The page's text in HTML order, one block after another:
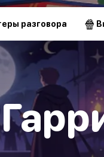
разговора 🍿